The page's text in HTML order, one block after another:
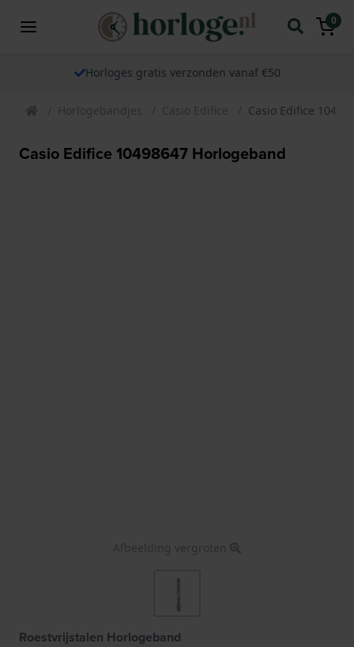
0
Horloges gratis verzonden vanaf €50
Horlogebandjes Casio Edifice Casio Edifice
Casio Edifice 10498647 Horlogeband
Afbeelding vergroten
Roestvrijstalen Horlogeband